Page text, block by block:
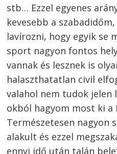
stb… Ezzel egyenes
kevesebb a
lavírozni, hogy egyik se
sport nagyon fontos
vannak és lesznek is
halaszthatatlan civil
valahol nem tudok jelen
okból hagyom most ki a
Természetesen nagyon
alakult és ezzel
ennyi idő után talán